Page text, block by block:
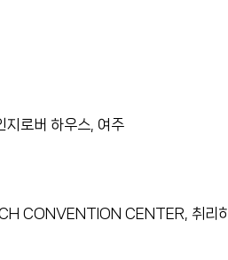
로버 하우스, 여주
CONVENTION CENTER, 취리히